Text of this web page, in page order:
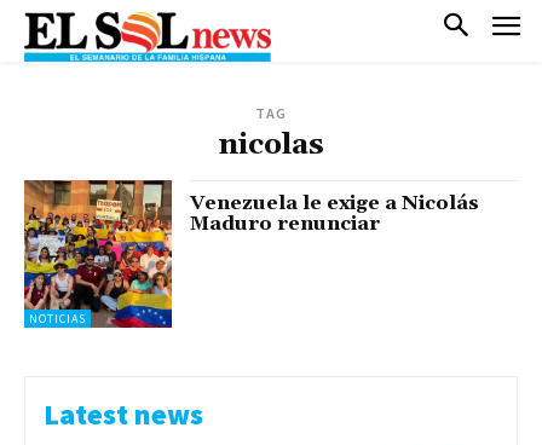
TAG
nicolas
NOTICIAS
Venezuela le exige a Nicolás
Maduro renunciar
Latest news